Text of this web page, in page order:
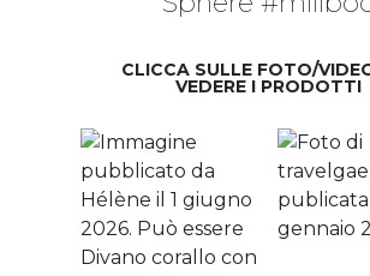
CLICCA SULLE FOTO/
VEDERE I PRODOTTI